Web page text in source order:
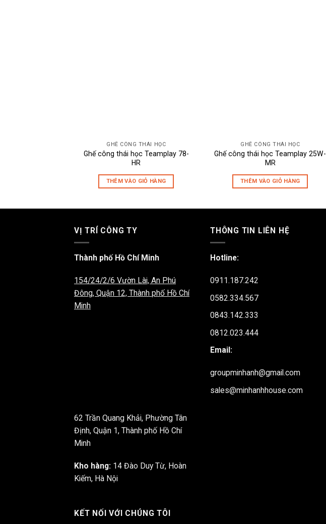
GHẾ CÔNG THÁI HỌC
Ghế công thái học Teamplay 78-
HR
THÊM VÀO GIỎ HÀNG
GHẾ CÔNG THÁI HỌC
Ghế công thái học Teamplay 25W-
MR
THÊM VÀO GIỎ HÀNG
VỊ TRÍ CÔNG TY
Thành phố Hồ Chí Minh
154/24/2/6 Vườn Lài, An Phú
Đông, Quận 12, Thành phố Hồ Chí
Minh
62 Trần Quang Khải, Phường Tân
Định, Quận 1, Thành phố Hồ Chí
Minh
Kho hàng: 14 Đào Duy Từ, Hoàn
Kiếm, Hà Nội
THÔNG TIN LIÊN HỆ
Hotline:
0911.187.242
0582.334.567
0843.142.333
0812.023.444
Email:
groupminhanh@gmail.com
sales@minhanhhouse.com
KẾT NỐI VỚI CHÚNG TÔI